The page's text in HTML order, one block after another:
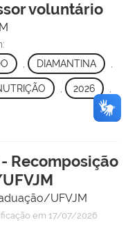
voluntário
DIAMANTINA
2026
Recomposição
UFVJM
em 17/07/2026